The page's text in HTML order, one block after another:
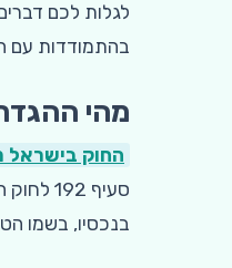
לגלות לכם
בהתמודדות עם
מהי
החוק בישראל
בנכסיו, בשמו